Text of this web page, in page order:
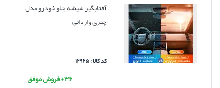
آفتابگیر شیشه جلو خودرو مدل
چتری وارداتی
کد کالا : ۱۲۹۶۵
۳۶+ فروش موفق